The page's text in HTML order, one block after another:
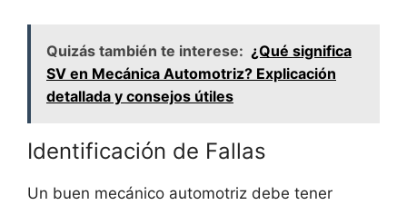
Quizás también te interese: ¿Qué significa
SV en Mecánica Automotriz? Explicación
detallada y consejos útiles
Identificación de Fallas
Un buen mecánico automotriz debe tener